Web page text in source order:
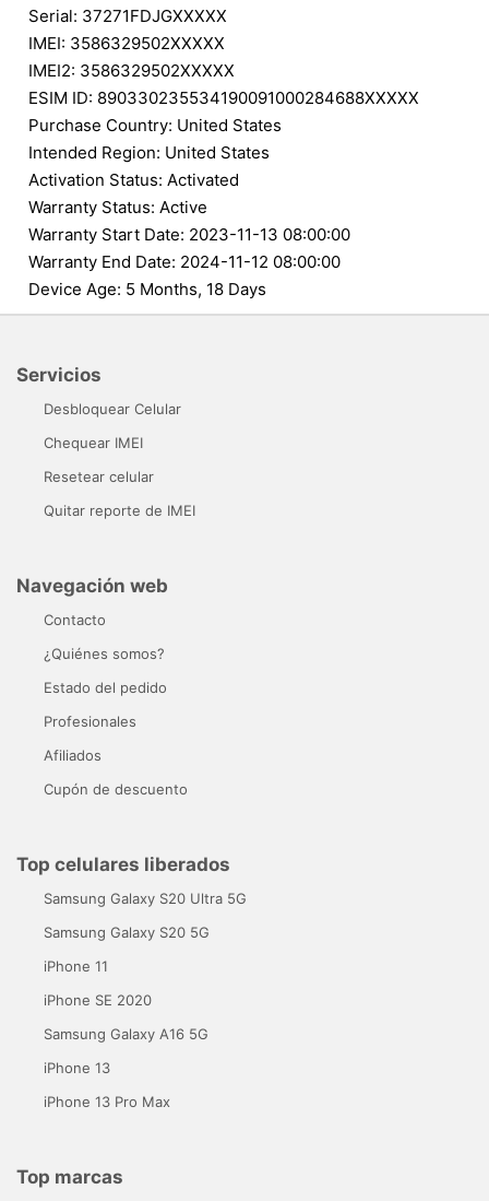
Serial: 37271FDJGXXXXX
IMEI: 3586329502XXXXX
IMEI2: 3586329502XXXXX
ESIM ID: 890330235534190091000284688XXXXX
Purchase Country: United States
Intended Region: United States
Activation Status: Activated
Warranty Status: Active
Warranty Start Date: 2023-11-13 08:00:00
Warranty End Date: 2024-11-12 08:00:00
Device Age: 5 Months, 18 Days
Servicios
Desbloquear Celular
Chequear IMEI
Resetear celular
Quitar reporte de IMEI
Navegación web
Contacto
¿Quiénes somos?
Estado del pedido
Profesionales
Afiliados
Cupón de descuento
Top celulares liberados
Samsung Galaxy S20 Ultra 5G
Samsung Galaxy S20 5G
iPhone 11
iPhone SE 2020
Samsung Galaxy A16 5G
iPhone 13
iPhone 13 Pro Max
Top marcas